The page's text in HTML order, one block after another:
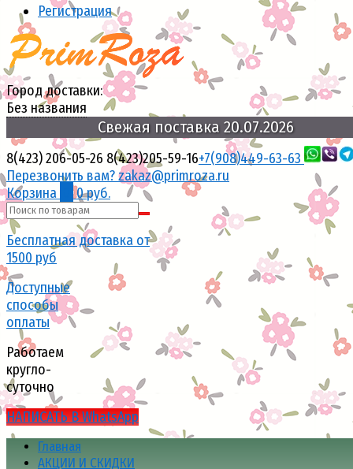
Регистрация
Город доставки:
Без названия
Свежая поставка 20.07.2026
8(423) 206-05-26 8(423)205-59-16+7(908)449-63-63
Перезвонить вам?zakaz@primroza.ru
Корзина
0 руб.
Бесплатная доставка от
1500 руб
Доступные
способы
оплаты
Работаем
кругло-
суточно
НАПИСАТЬ В WhatsApp
Главная
АКЦИИ И СКИДКИ